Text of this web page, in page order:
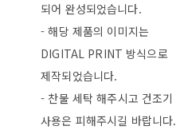
되어 완성되었습니다.
- 해당 제품의 이미지는
DIGITAL PRINT 방식으로
제작되었습니다.
- 찬물 세탁 해주시고 건조기
사용은 피해주시길 바랍니다.